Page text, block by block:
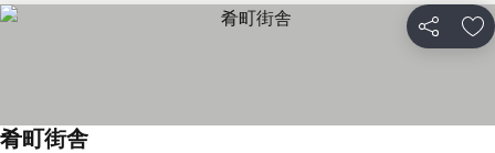
Partilhar
肴町街舎